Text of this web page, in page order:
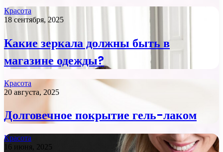
Красота
18 сентября, 2025
Какие зеркала должны быть в
магазине одежды?
Красота
20 августа, 2025
Долговечное покрытие гель-лаком
Красота
16 июня, 2025